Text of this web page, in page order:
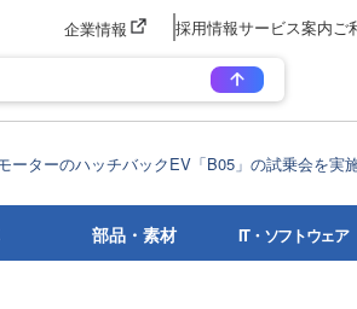
企業情報 採用情報サービス案内 ご
ーターのハッチバックEV「B05」の試乗会を実
部品・素材 IT・ソフトウェア